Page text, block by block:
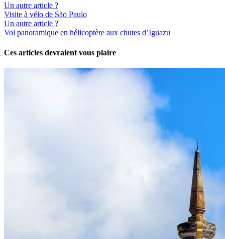
Un autre article ?
Visite à vélo de São Paulo
Un autre article ?
Vol panoramique en hélicoptère aux chutes d’Iguazu
Ces articles devraient vous plaire